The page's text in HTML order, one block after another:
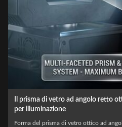
Prisma ottico in vetro cristallo
aeronautici
Luce di ostacolo per l'aviazione su